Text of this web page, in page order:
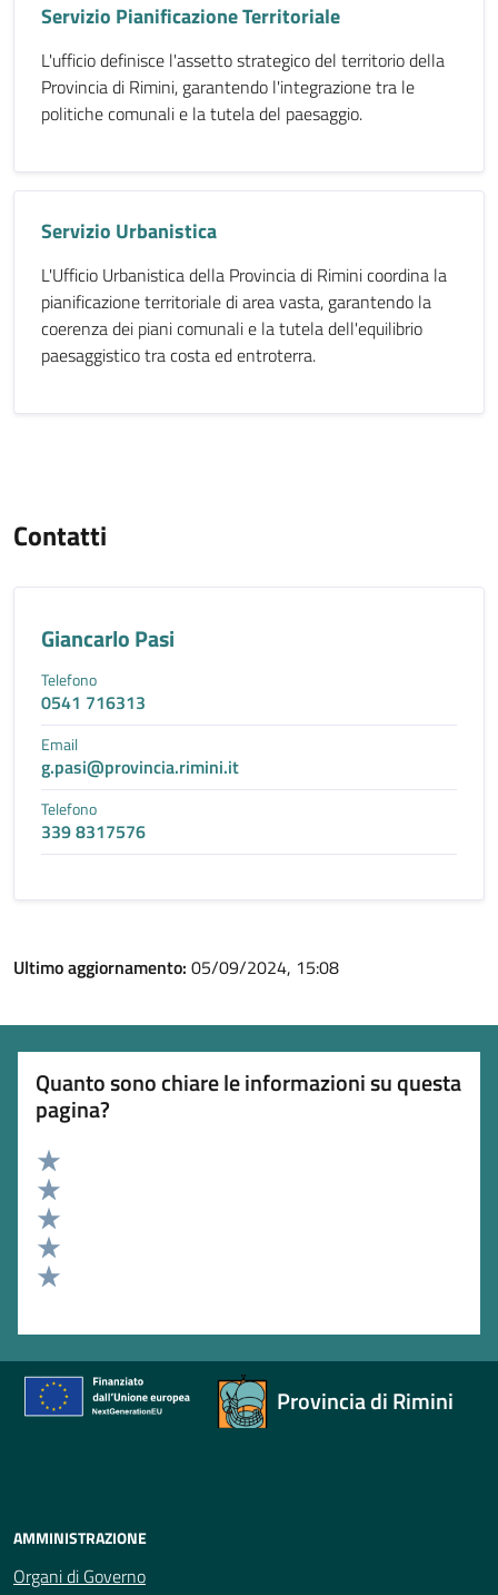
Servizio Pianificazione Territoriale
L'ufficio definisce l'assetto strategico del territorio della
Provincia di Rimini, garantendo l'integrazione tra le
politiche comunali e la tutela del paesaggio.
Servizio Urbanistica
L'Ufficio Urbanistica della Provincia di Rimini coordina la
pianificazione territoriale di area vasta, garantendo la
coerenza dei piani comunali e la tutela dell'equilibrio
paesaggistico tra costa ed entroterra.
Contatti
Giancarlo Pasi
Telefono
0541 716313
Email
g.pasi@provincia.rimini.it
Telefono
339 8317576
Ultimo aggiornamento: 05/09/2024, 15:08
Quanto sono chiare le informazioni su questa
pagina?
Valuta 5 stelle su 5
Valuta 4 stelle su 5
Valuta 3 stelle su 5
Valuta 2 stelle su 5
Provincia di Rimini
AMMINISTRAZIONE
Organi di Governo